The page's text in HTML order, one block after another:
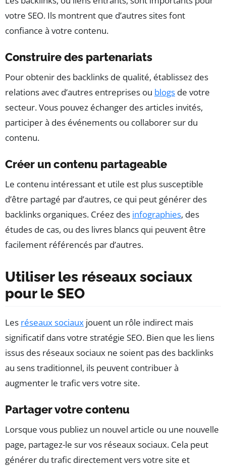
votre SEO. Ils montrent que d’autres sites font
confiance à votre contenu.
Construire des partenariats
Pour obtenir des backlinks de qualité, établissez des
relations avec d’autres entreprises ou blogs de votre
secteur. Vous pouvez échanger des articles invités,
participer à des événements ou collaborer sur du
contenu.
Créer un contenu partageable
Le contenu intéressant et utile est plus susceptible
d’être partagé par d’autres, ce qui peut générer des
backlinks organiques. Créez des infographies, des
études de cas, ou des livres blancs qui peuvent être
facilement référencés par d’autres.
Utiliser les réseaux sociaux
pour le SEO
Les réseaux sociaux jouent un rôle indirect mais
significatif dans votre stratégie SEO. Bien que les liens
issus des réseaux sociaux ne soient pas des backlinks
au sens traditionnel, ils peuvent contribuer à
augmenter le trafic vers votre site.
Partager votre contenu
Lorsque vous publiez un nouvel article ou une nouvelle
page, partagez-le sur vos réseaux sociaux. Cela peut
générer du trafic directement vers votre site et